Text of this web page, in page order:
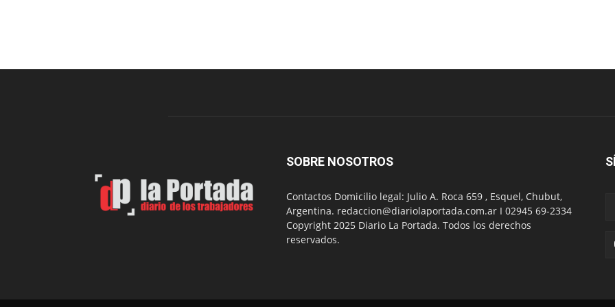
SOBRE NOSOTROS
Contactos Domicilio legal: Julio A. Roca 659 , Esquel, Chubut,
Argentina. redaccion@diariolaportada.com.ar I 02945 69-2334
Copyright 2025 Diario La Portada. Todos los derechos
reservados.